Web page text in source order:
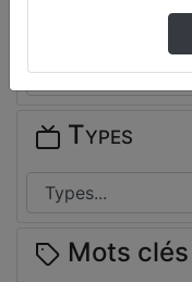
Disciplines
Types
Mots clés